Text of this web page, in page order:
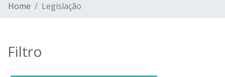
Home Legislação
Filtro